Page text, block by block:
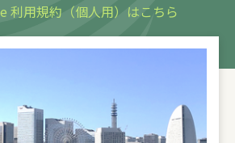
利用規約（個人用）はこちら